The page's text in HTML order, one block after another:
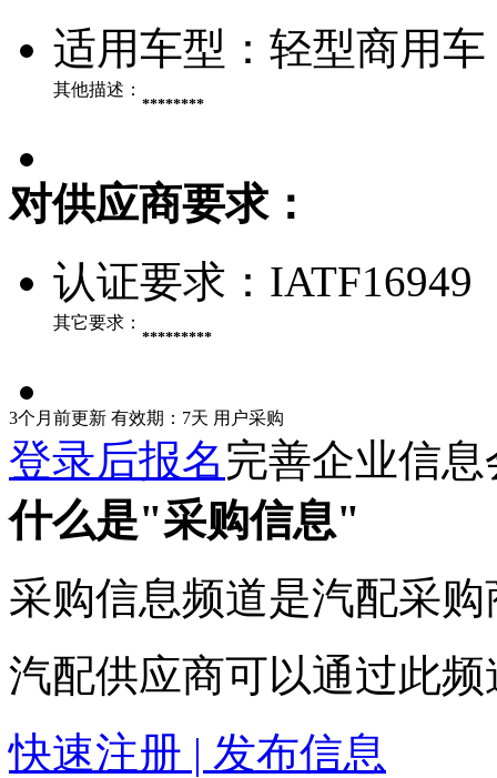
适用车型： 轻型商用
其他描述：
********
对供应商要求：
认证要求： IATF16949
其它要求：
*********
3个月前更新 有效期：7天 用户采购
登录后报名完善企业信
什么是"采购信息"
采购信息频道是汽配采
汽配供应商可以通过此
快速注册 | 发布信息